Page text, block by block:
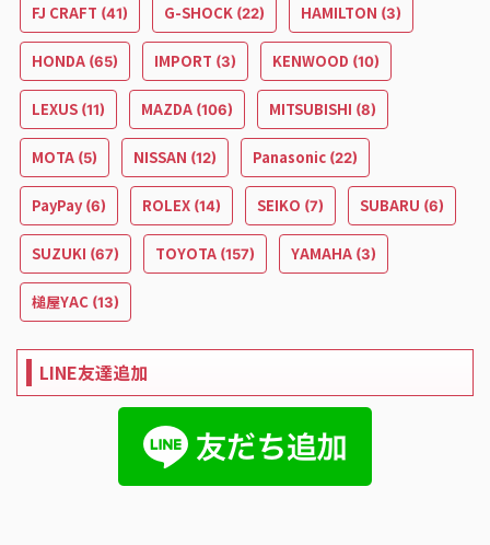
FJ CRAFT (41) G-SHOCK (22) HAMILTON (3)
HONDA (65) IMPORT (3) KENWOOD (10)
LEXUS (11) MAZDA (106) MITSUBISHI (8)
MOTA (5) NISSAN (12) Panasonic (22)
PayPay(6) ROLEX (14) SEIKO (7) SUBARU (6)
SUZUKI (67) TOYOTA (157) YAMAHA (3)
槌屋YAC (13)
LINE友達追加